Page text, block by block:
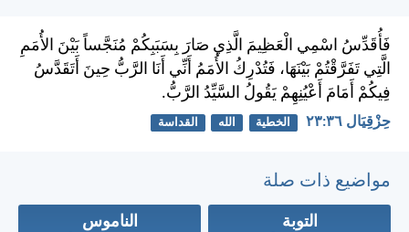
فَأُقَدِّسُ اسْمِي الْعَظِيمَ الَّذِي صَارَ بِسَبَبِكُمْ مُنَجَّساً بَيْنَ الأُمَمِ
الَّتِي تَفَرَّقْتُمْ بَيْنَهَا، فَتُدْرِكُ الأُمَمُ أَنِّي أَنَا الرَّبُّ حِينَ أَتَقَدَّسُ
فِيكُمْ أَمَامَ أَعْيُنِهِمْ يَقُولُ السَّيِّدُ الرَّبُّ.
حِزْقِيَال ٣٦:‏٢٣ الخطية الله القداسة
مواضيع ذات صلة
التوبة الناموس